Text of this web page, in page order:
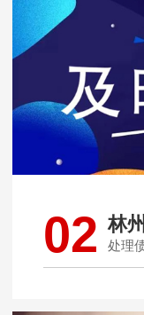
02 林
处理